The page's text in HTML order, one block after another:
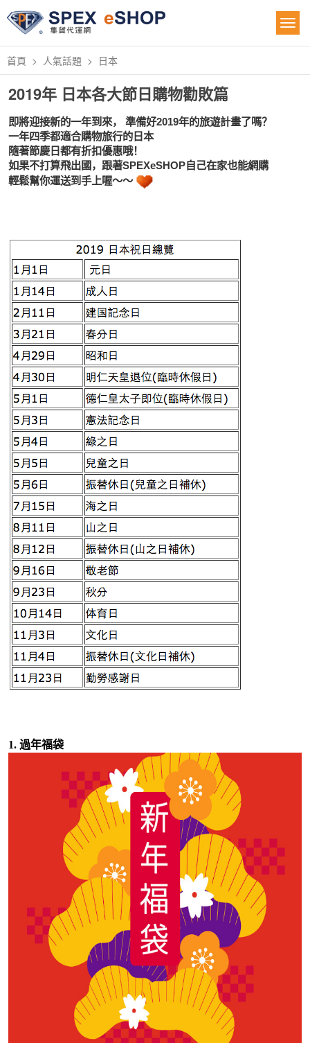
首頁 人氣話題 日本
2019年 日本各大節日購物勸敗篇
即將迎接新的一年到來， 準備好2019年的旅遊計畫了嗎？
一年四季都適合購物旅行的日本
隨著節慶日都有折扣優惠哦！
如果不打算飛出國，跟著SPEXeSHOP自己在家也能網購
輕鬆幫你運送到手上喔～～
1. 過年福袋